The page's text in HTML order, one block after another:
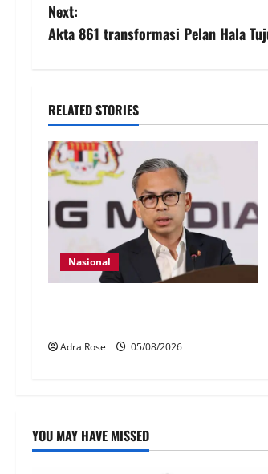
Next:
Akta 861 transformasi Pelan Hala
RELATED STORIES
Nasional
Adra Rose 05/08/2026
YOU MAY HAVE MISSED